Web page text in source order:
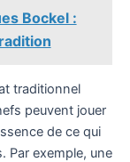
Bockel :
traditionnel
peuvent jouer
de ce qui
Par exemple, une